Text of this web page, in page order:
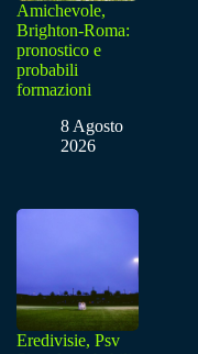
Amichevole,
Brighton-Roma:
pronostico e
probabili
formazioni
8 Agosto
2026
Eredivisie, Psv